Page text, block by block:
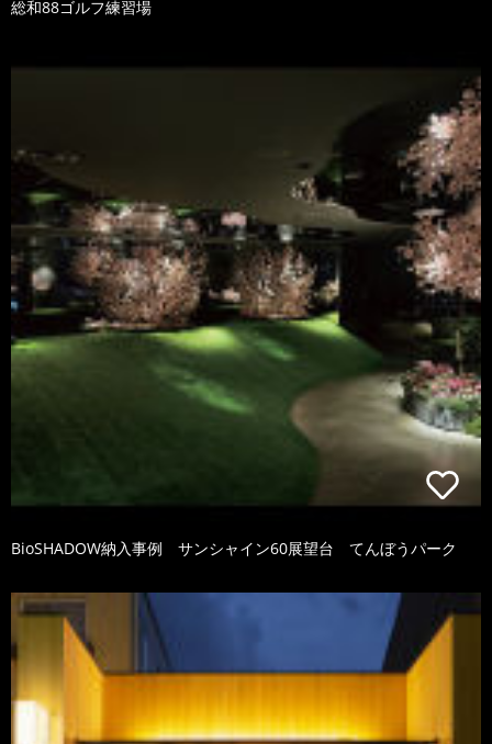
総和88ゴルフ練習場
BioSHADOW納入事例 サンシャイン60展望台 てんぼうパーク